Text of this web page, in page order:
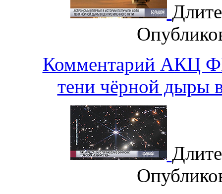
Комментарий АКЦ
тени чёрной дыры